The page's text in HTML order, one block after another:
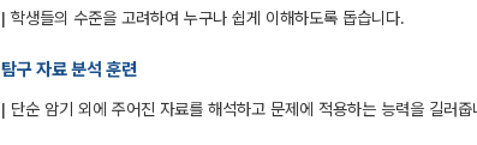
| 학생들의 수준을 고려하여 누구나 쉽게 이해하도록 돕습니다.
탐구 자료 분석 훈련
| 단순 암기 외에 주어진 자료를 해석하고 문제에 적용하는 능력을 길러줍